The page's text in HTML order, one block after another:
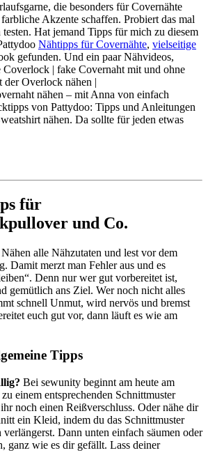
die besonders für Covernähte
Akzente schaffen. Probiert das mal
testen. Hat jemand Tipps für mich zu diesem
Nähtipps für Covernähte, vielseitige
gefunden. Und ein paar Nähvideos,
| fake Covernaht mit und ohne
Overlock nähen |
nähen – mit Anna von einfach
von Pattydoo: Tipps und Anleitungen
nähen. Da sollte für jeden etwas
für
und Co.
alle Nähzutaten und lest vor dem
Damit merzt man Fehler aus und es
Denn nur wer gut vorbereitet ist,
gemütlich ans Ziel. Wer noch nicht alles
schnell Unmut, wird nervös und bremst
euch gut vor, dann läuft es wie am
Tipps
Bei sewunity beginnt am heute am
einem entsprechenden Schnittmuster
noch einen Reißverschluss. Oder nähe dir
ein Kleid, indem du das Schnittmuster
Dann unten einfach säumen oder
ganz wie es dir gefällt. Lass deiner